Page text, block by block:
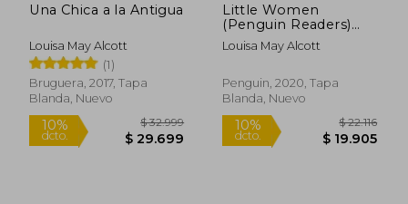
10%
dcto.
6%
dcto.
Una Chica a la Antigua
Louisa May Alcott
(1)
Bruguera, 2017, Tapa
Blanda, Nuevo
Little Women
(Penguin Readers)
(en Inglés)
Louisa May Alcott
Penguin, 2020, Tapa
Blanda, Nuevo